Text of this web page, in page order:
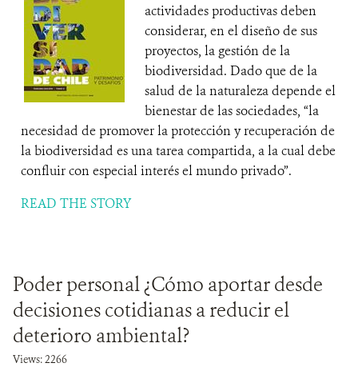
actividades productivas deben
considerar, en el diseño de sus
proyectos, la gestión de la
biodiversidad. Dado que de la
salud de la naturaleza depende el
bienestar de las sociedades, “la
necesidad de promover la protección y recuperación de
la biodiversidad es una tarea compartida, a la cual debe
confluir con especial interés el mundo privado”.
READ THE STORY
Poder personal ¿Cómo aportar desde
decisiones cotidianas a reducir el
deterioro ambiental?
Views: 2266